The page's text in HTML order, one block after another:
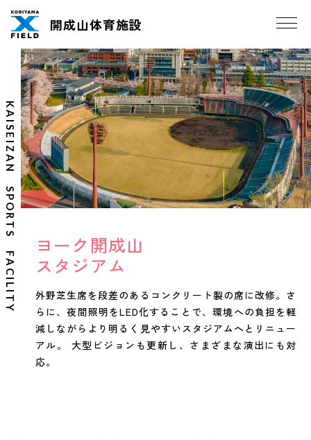
開成山体育施設
KAISEIZAN SPORTS FACILITY
ヨーク開成山
スタジアム
外野芝生席を段差のあるコンクリート製の席に改修。 さ
らに、夜間照明をLED化することで、環境への負担を軽
減しながらより明るく見やすいスタジアムへとリニュー
アル。 大型ビジョンも更新し、さまざまな演出にも対
応。